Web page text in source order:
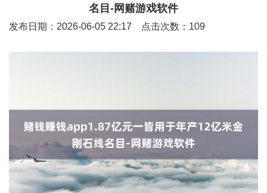
名目-网赌游戏软件
发布日期：2026-06-05 22:17 点击次数：109